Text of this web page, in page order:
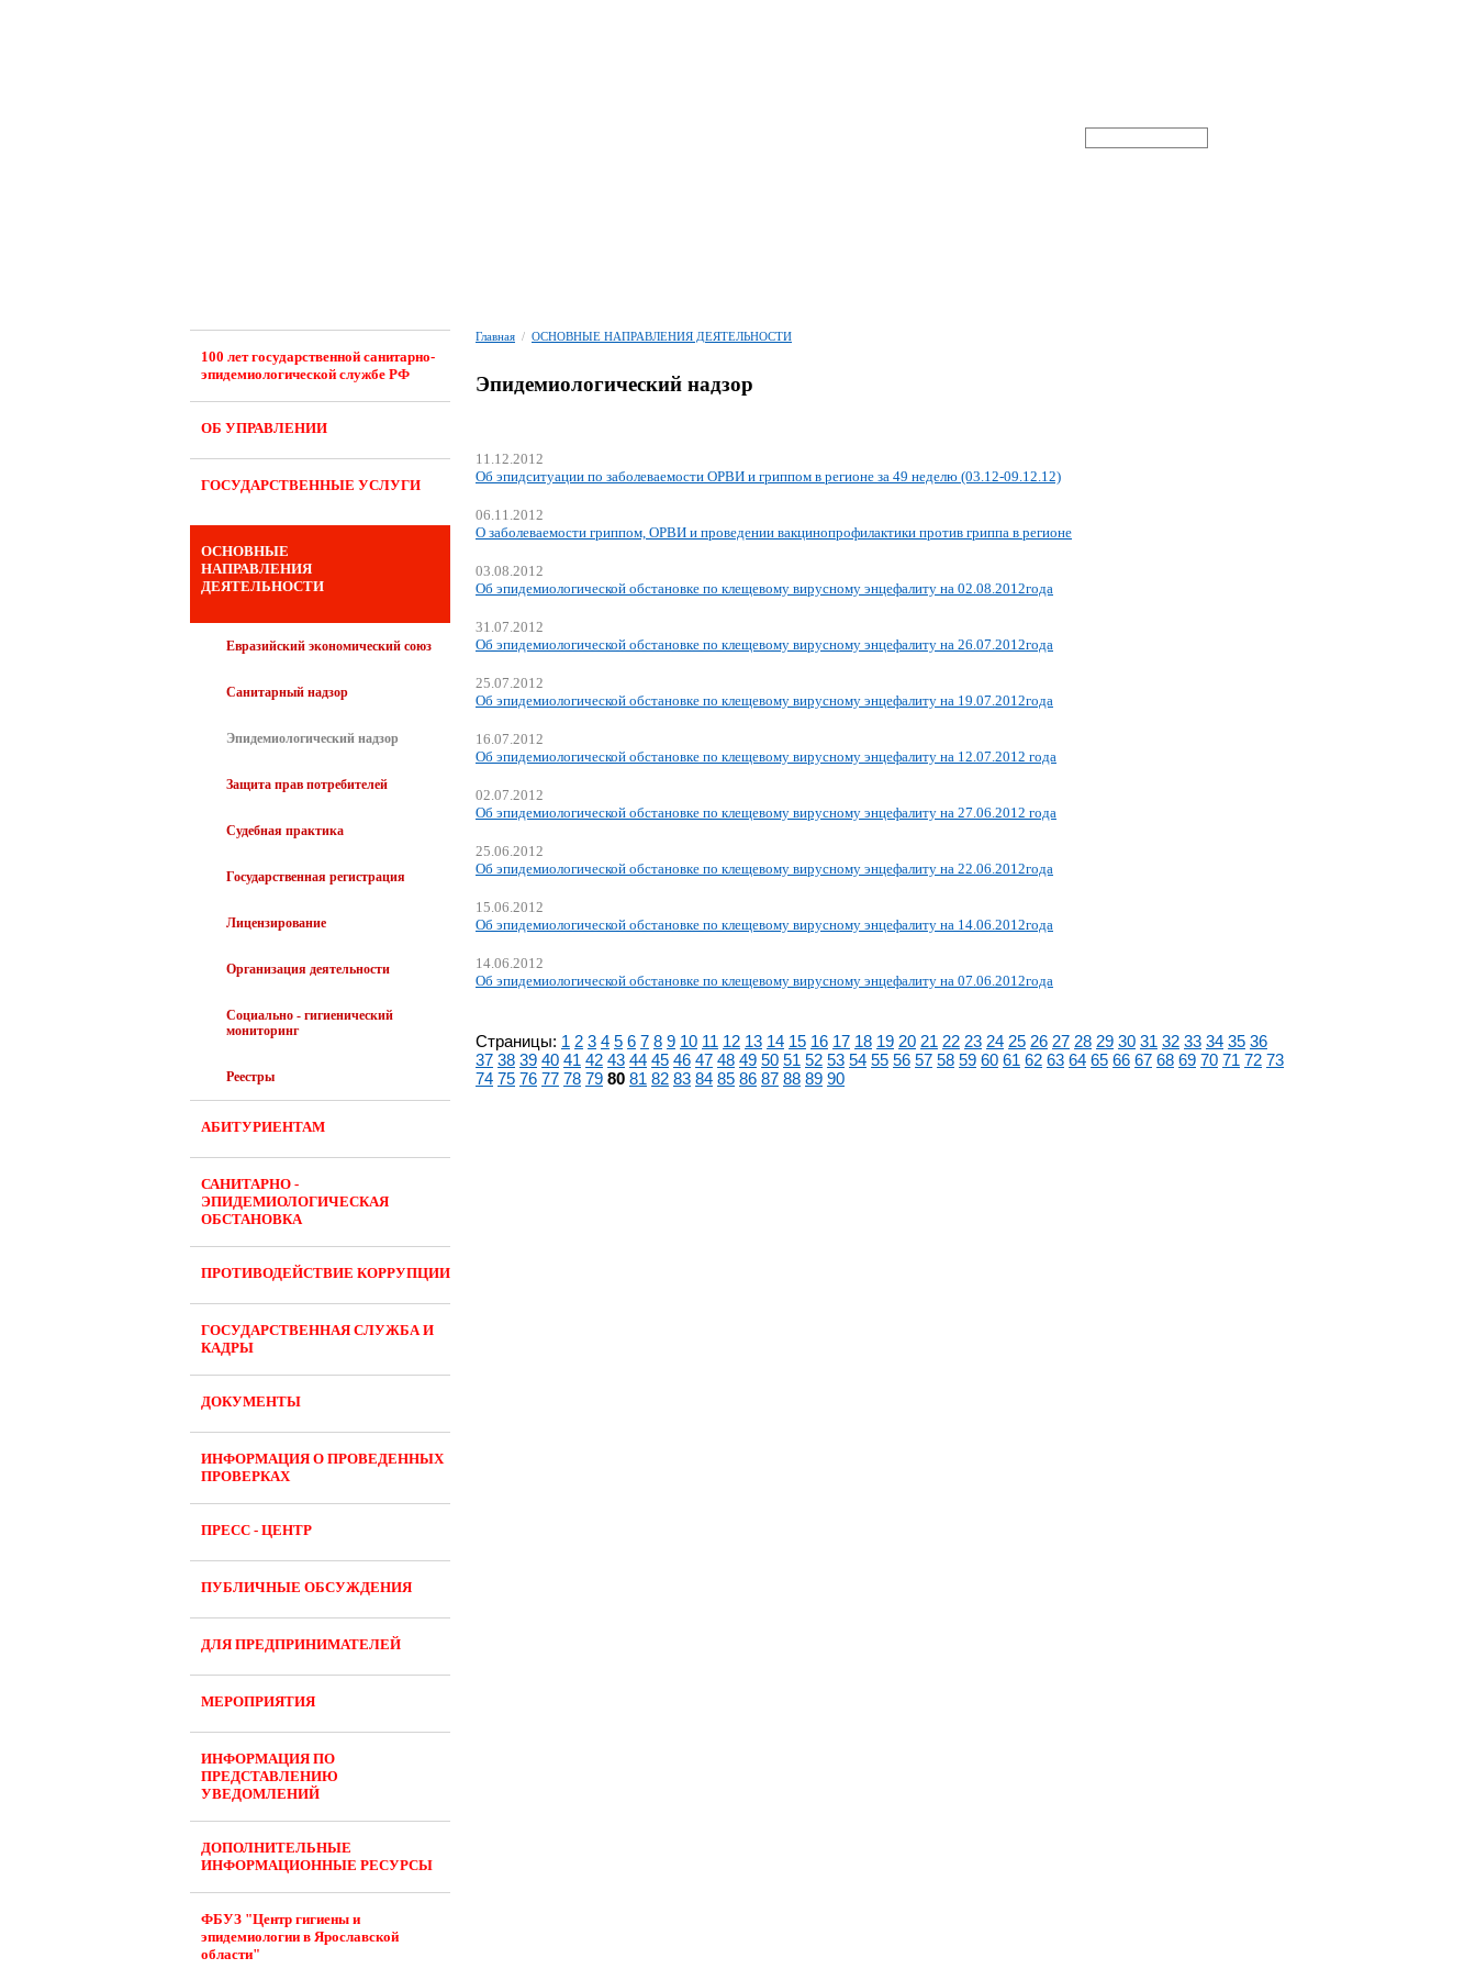
100 лет государственной санитарно-
эпидемиологической службе РФ
ОБ УПРАВЛЕНИИ
ГОСУДАРСТВЕННЫЕ УСЛУГИ
ОСНОВНЫЕ
НАПРАВЛЕНИЯ
ДЕЯТЕЛЬНОСТИ
Евразийский экономический союз
Санитарный надзор
Эпидемиологический надзор
Защита прав потребителей
Судебная практика
Государственная регистрация
Лицензирование
Организация деятельности
Социально - гигиенический
мониторинг
Реестры
АБИТУРИЕНТАМ
САНИТАРНО -
ЭПИДЕМИОЛОГИЧЕСКАЯ
ОБСТАНОВКА
ПРОТИВОДЕЙСТВИЕ КОРРУПЦИИ
ГОСУДАРСТВЕННАЯ СЛУЖБА И
КАДРЫ
ДОКУМЕНТЫ
ИНФОРМАЦИЯ О ПРОВЕДЕННЫХ
ПРОВЕРКАХ
ПРЕСС - ЦЕНТР
ПУБЛИЧНЫЕ ОБСУЖДЕНИЯ
ДЛЯ ПРЕДПРИНИМАТЕЛЕЙ
МЕРОПРИЯТИЯ
ИНФОРМАЦИЯ ПО
ПРЕДСТАВЛЕНИЮ
УВЕДОМЛЕНИЙ
ДОПОЛНИТЕЛЬНЫЕ
ИНФОРМАЦИОННЫЕ РЕСУРСЫ
ФБУЗ "Центр гигиены и
эпидемиологии в Ярославской
области"
Главная / ОСНОВНЫЕ НАПРАВЛЕНИЯ ДЕЯТЕЛЬНОСТИ
Эпидемиологический надзор
11.12.2012
Об эпидситуации по заболеваемости ОРВИ и гриппом в регионе за 49 неделю (03.12-09.12.12)
06.11.2012
О заболеваемости гриппом, ОРВИ и проведении вакцинопрофилактики против гриппа в регионе
03.08.2012
Об эпидемиологической обстановке по клещевому вирусному энцефалиту на 02.08.2012года
31.07.2012
Об эпидемиологической обстановке по клещевому вирусному энцефалиту на 26.07.2012года
25.07.2012
Об эпидемиологической обстановке по клещевому вирусному энцефалиту на 19.07.2012года
16.07.2012
Об эпидемиологической обстановке по клещевому вирусному энцефалиту на 12.07.2012 года
02.07.2012
Об эпидемиологической обстановке по клещевому вирусному энцефалиту на 27.06.2012 года
25.06.2012
Об эпидемиологической обстановке по клещевому вирусному энцефалиту на 22.06.2012года
15.06.2012
Об эпидемиологической обстановке по клещевому вирусному энцефалиту на 14.06.2012года
14.06.2012
Об эпидемиологической обстановке по клещевому вирусному энцефалиту на 07.06.2012года
Страницы: 1 2 3 4 5 6 7 8 9 10 11 12 13 14 15 16 17 18 19 20 21 22 23 24 25 26 27 28 29 30 31 32 33 34 35 36
37 38 39 40 41 42 43 44 45 46 47 48 49 50 51 52 53 54 55 56 57 58 59 60 61 62 63 64 65 66 67 68 69 70 71 72 73
74 75 76 77 78 79 80 81 82 83 84 85 86 87 88 89 90